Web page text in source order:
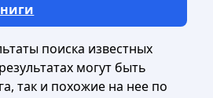
поиска известных
могут быть
так и похожие на нее по